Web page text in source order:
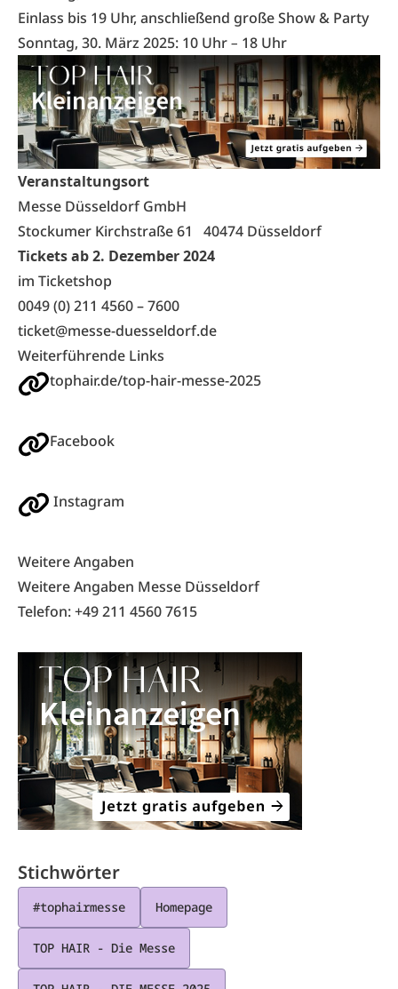
Einlass bis 19 Uhr, anschließend große Show & Party
Sonntag, 30. März 2025: 10 Uhr– 18 Uhr
Veranstaltungsort
Messe Düsseldorf GmbH
Stockumer Kirchstraße 61 40474 Düsseldorf
Tickets ab 2. Dezember 2024
im Ticketshop
0049 (0) 211 4560 – 7600
ticket@messe-duesseldorf.de
Weiterführende Links
tophair.de/top-hair-messe-2025
Facebook
Instagram
Weitere Angaben
Weitere Angaben Messe Düsseldorf
Telefon: +49 211 4560 7615
Stichwörter
#tophairmesse Homepage
TOP HAIR - Die Messe